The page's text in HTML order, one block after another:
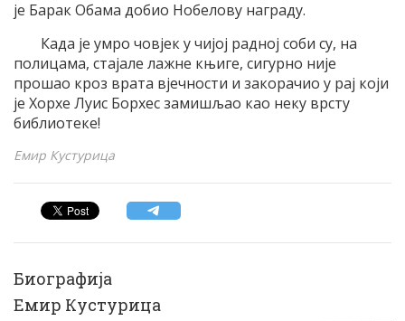
је Барак Обама добио Нобелову награду.
Када је умро човјек у чијој радној соби су, на
полицама, стајале лажне књиге, сигурно није
прошао кроз врата вјечности и закорачио у рај који
је Хорхе Луис Борхес замишљао као неку врсту
библиотеке!
Емир Кустурица
Биографија
Емир Кустурица